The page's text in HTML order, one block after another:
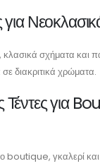
κλασικά σχήματα και
διακριτικά χρώματα.
Τέντες για
boutique, γκαλερί